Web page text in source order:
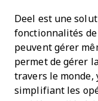
Deel est une
fonctionnalités
peuvent gérer
permet de gérer
travers le monde,
simplifiant les